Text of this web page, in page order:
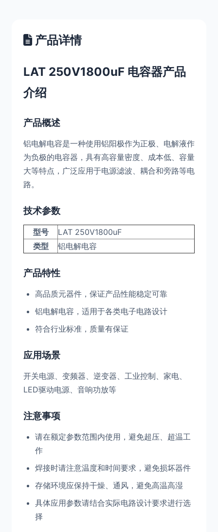
产品详情
LAT 250V1800uF 电容器产品
介绍
产品概述
铝电解电容是一种使用铝阳极作为正极、电解液作
为负极的电容器，具有高容量密度、成本低、容量
大等特点，广泛应用于电源滤波、耦合和旁路等电
路。
技术参数
型号
LAT 250V1800uF
类型
铝电解电容
产品特性
高品质元器件，保证产品性能稳定可靠
铝电解电容，适用于各类电子电路设计
符合行业标准，质量有保证
应用场景
开关电源、变频器、逆变器、工业控制、家电、
LED驱动电源、音响功放等
注意事项
请在额定参数范围内使用，避免超压、超温工
作
焊接时请注意温度和时间要求，避免损坏器件
存储环境应保持干燥、通风，避免高温高湿
具体应用参数请结合实际电路设计要求进行选
择